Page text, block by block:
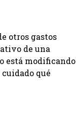
otros gastos
de una
está modificando
qué